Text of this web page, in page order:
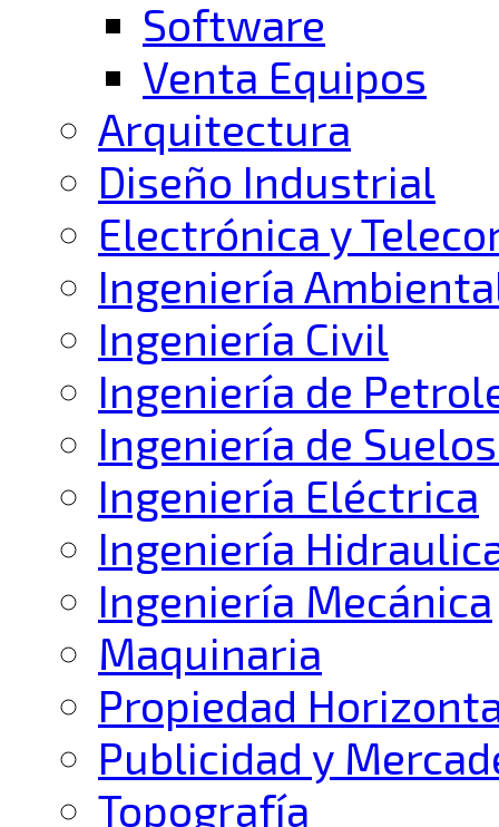
Software
Venta Equipos
Arquitectura
Diseño Industrial
Electrónica y
Ingeniería
Ingeniería Civil
Ingeniería de
Ingeniería de
Ingeniería Eléctrica
Ingeniería
Ingeniería Mecánica
Maquinaria
Propiedad
Publicidad y
Topografía